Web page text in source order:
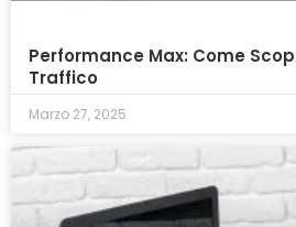
Performance Max: Come
Traffico
Marzo 27, 2025